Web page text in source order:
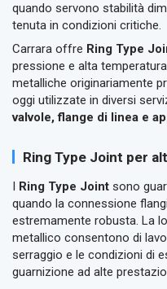
quando servono stabilità
tenuta in condizioni critiche.
Carrara offre Ring Type
pressione e alta
metalliche originariamente
oggi utilizzate in diversi
valvole, flange di linea e
Ring Type Joint per
I Ring Type Joint sono
quando la connessione
estremamente robusta. La
metallico consentono di
serraggio e le condizioni di
guarnizione ad alte